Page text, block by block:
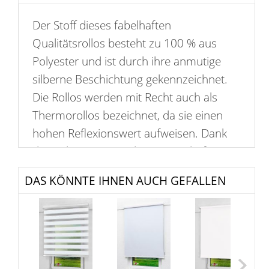
Der Stoff dieses fabelhaften
Qualitätsrollos besteht zu 100 % aus
Polyester und ist durch ihre anmutige
silberne Beschichtung gekennzeichnet.
Die Rollos werden mit Recht auch als
Thermorollos bezeichnet, da sie einen
hohen Reflexionswert aufweisen. Dank
dieser herausragenden Eigenschaften
schaffen Sie mit Leichtigkeit ein äußerst
angenehmes Raumklima und erfreuen
sich besonders im Schlafbereich großer
Beliebtheit, da sie eine geringe
Transmission aufweisen. Das verwendete
Material ist zudem wasserabweisend,
DAS KÖNNTE IHNEN AUCH GEFALLEN